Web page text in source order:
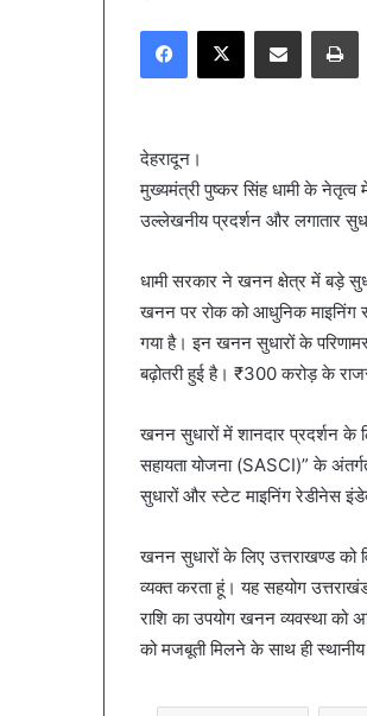
email
Facebook
X Share via Email
देहरादून।
मुख्यमंत्री पुष्कर सिंह धामी के
उल्लेखनीय प्रदर्शन और लगातार
धामी सरकार ने खनन क्षेत्र में बड़े
खनन पर रोक को आधुनिक माइनिंग
गया है। इन खनन सुधारों के
बढ़ोतरी हुई है। ₹300 करोड़ के
खनन सुधारों में शानदार प्रदर्शन के
सहायता योजना (SASCI)” के
सुधारों और स्टेट माइनिंग रेडीनेस
खनन सुधारों के लिए उत्तराखण्ड को
व्यक्त करता हूं। यह सहयोग
राशि का उपयोग खनन व्यवस्था को
को मजबूती मिलने के साथ ही